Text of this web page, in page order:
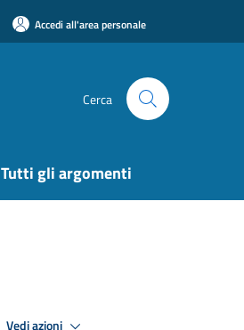
Accedi all'area personale
Cerca
Tutti gli argomenti
Vedi azioni